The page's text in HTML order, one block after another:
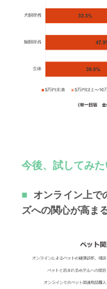
今後、試してみ
オンライン上で
ズへの関心が高ま